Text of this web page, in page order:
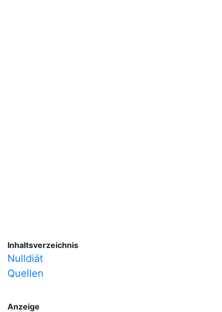
Inhaltsverzeichnis
Nulldiät
Quellen
Anzeige